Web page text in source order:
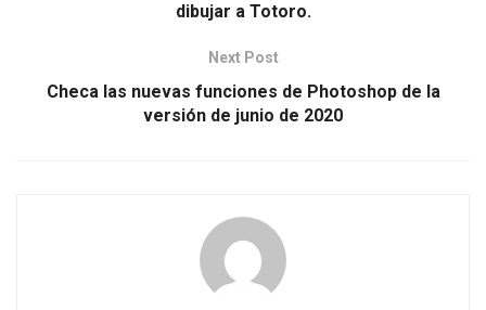
dibujar a Totoro.
Next Post
Checa las nuevas funciones de Photoshop de la
versión de junio de 2020